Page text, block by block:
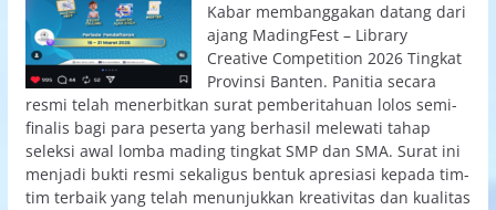
Kabar membanggakan datang dari
ajang MadingFest – Library
Creative Competition 2026 Tingkat
Provinsi Banten. Panitia secara
resmi telah menerbitkan surat pemberitahuan lolos semi-
finalis bagi para peserta yang berhasil melewati tahap
seleksi awal lomba mading tingkat SMP dan SMA. Surat ini
menjadi bukti resmi sekaligus bentuk apresiasi kepada tim-
tim terbaik yang telah menunjukkan kreativitas dan kualitas